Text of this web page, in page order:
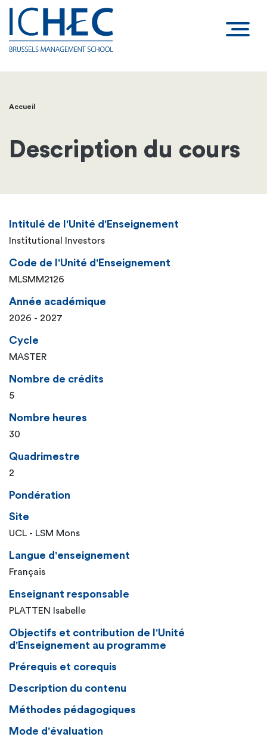
Fil
d'Ariane
Accueil
Description du cours
Intitulé de l'Unité d'Enseignement
Institutional Investors
Code de l'Unité d'Enseignement
MLSMM2126
Année académique
2026 - 2027
Cycle
MASTER
Nombre de crédits
5
Nombre heures
30
Quadrimestre
2
Pondération
Site
UCL - LSM Mons
Langue d'enseignement
Français
Enseignant responsable
PLATTEN Isabelle
Objectifs et contribution de l'Unité
d'Enseignement au programme
Prérequis et corequis
Description du contenu
Méthodes pédagogiques
Mode d'évaluation